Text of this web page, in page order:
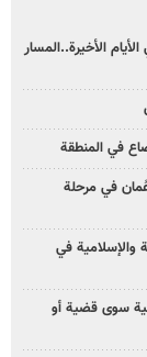
الأخيرة..المسار
في المنطقة
في مرحلة
والإسلامية في
سوى قضية أو